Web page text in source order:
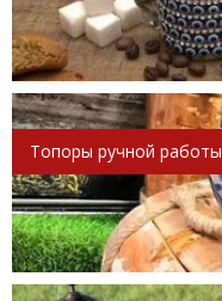
Топоры ручной работы